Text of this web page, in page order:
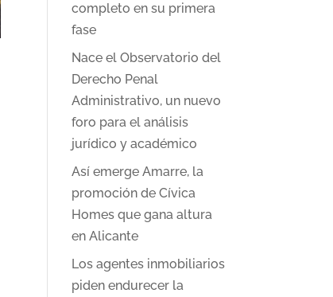
completo en su primera
fase
Nace el Observatorio del
Derecho Penal
Administrativo, un nuevo
foro para el análisis
jurídico y académico
Así emerge Amarre, la
promoción de Cívica
Homes que gana altura
en Alicante
Los agentes inmobiliarios
piden endurecer la